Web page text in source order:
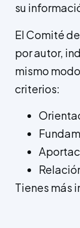
su
El Comité
por autor,
mismo
criterios:
Tienes más